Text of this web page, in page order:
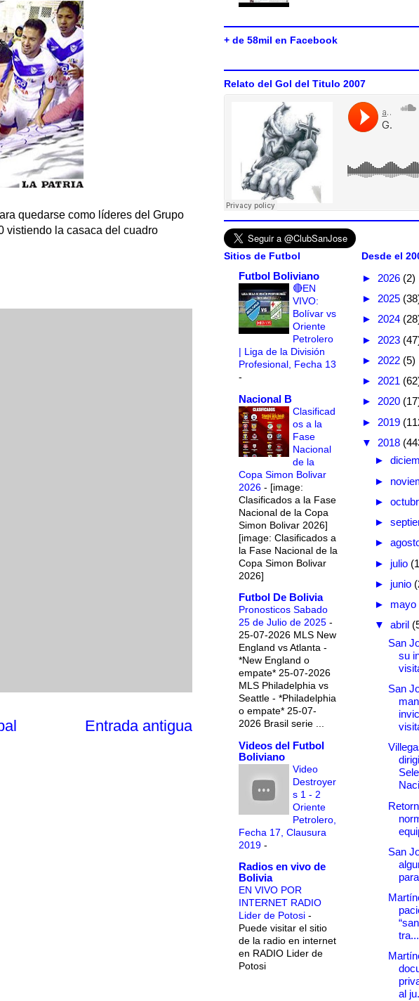
quedarse como líderes del Grupo
vistiendo la casaca del cuadro
Entrada antigua
+ de 58mil en Facebook
Relato del Gol del Titulo 2007
Sitios de Futbol
Futbol Boliviano
🔴EN
VIVO:
Bolívar vs
Oriente
Petrolero
| Liga de la División
Profesional, Fecha 13
-
Nacional B
Clasificad
os a la
Fase
Nacional
de la
Copa Simon Bolivar
2026 - [image:
Clasificados a la Fase
Nacional de la Copa
Simon Bolivar 2026]
[image: Clasificados a
la Fase Nacional de la
Copa Simon Bolivar
2026]
Futbol De Bolivia
Pronosticos Sabado
25 de Julio de 2025 -
25-07-2026 MLS New
England vs Atlanta -
*New England o
empate* 25-07-2026
MLS Philadelphia vs
Seattle - *Philadelphia
o empate* 25-07-
2026 Brasil serie ...
Videos del Futbol
Boliviano
Video
Destroyer
s 1 - 2
Oriente
Petrolero,
Fecha 17, Clausura
2019 -
Radios en vivo de
Bolivia
EN VIVO POR
INTERNET RADIO
Lider de Potosi -
Puede visitar el sitio
de la radio en internet
en RADIO Lider de
Potosi
Desde el
► 2026 (2)
► 2025
► 2024
► 2023
► 2022 (5)
► 2021
► 2020
► 2019
▼ 2018
►
►
►
►
►
► julio
► junio
► mayo
▼ abril
San
su
San
San
tra...
al